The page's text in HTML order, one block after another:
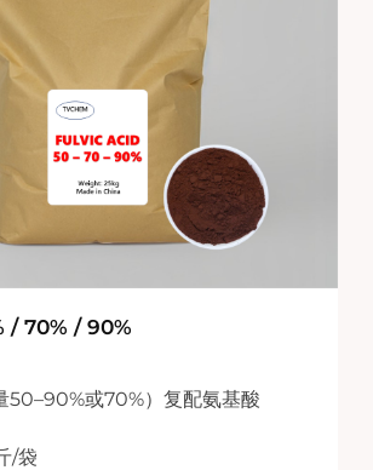
/ 70% / 90%
50–90%或70%）复配氨基酸
/袋